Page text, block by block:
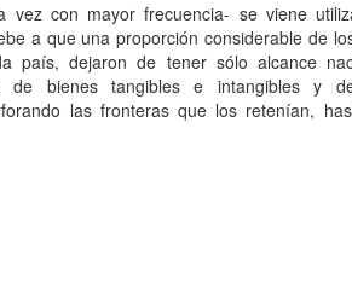
vez con mayor frecuencia- se viene
a que una proporción considerable de
país, dejaron de tener sólo alcance
de bienes tangibles e intangibles y
las fronteras que los retenían,